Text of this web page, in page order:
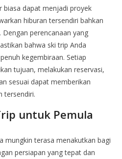
biasa dapat menjadi proyek
hiburan tersendiri bahkan
perencanaan yang
bahwa ski trip Anda
kegembiraan. Setiap
tujuan, melakukan reservasi,
sesuai dapat memberikan
tersendiri.
untuk Pemula
mungkin terasa menakutkan bagi
persiapan yang tepat dan